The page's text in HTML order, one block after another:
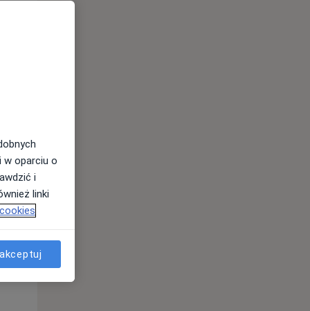
Czw,
13 Sie
w oparciu o
i
linki